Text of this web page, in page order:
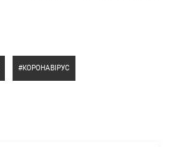
КОРОНАВІРУС